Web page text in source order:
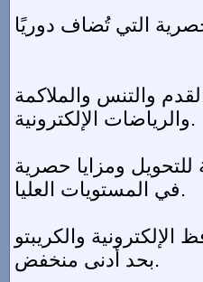
التي تُضاف دوريًا.
والتنس والملاكمة
والرياضات الإلكترونية.
للتحويل ومزايا حصرية
في المستويات العليا.
الإلكترونية والكريبتو
بحد أدنى منخفض.